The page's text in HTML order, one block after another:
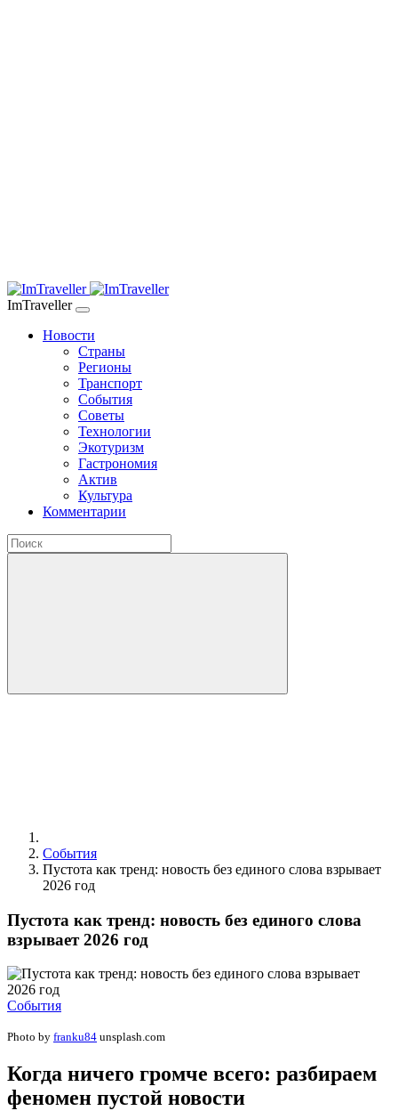
ImTraveller
Новости
Страны
Регионы
Транспорт
События
Советы
Технологии
Экотуризм
Гастрономия
Актив
Культура
Комментарии
События
Пустота как тренд: новость без единого слова взрывает
2026 год
Пустота как тренд: новость без единого слова
взрывает 2026 год
События
Photo by franku84 unsplash.com
Когда ничего громче всего: разбираем
феномен пустой новости